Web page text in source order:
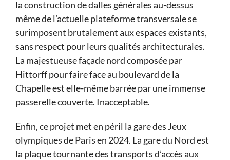
la construction de dalles générales au-dessus
même de l’actuelle plateforme transversale se
surimposent brutalement aux espaces existants,
sans respect pour leurs qualités architecturales.
La majestueuse façade nord composée par
Hittorff pour faire face au boulevard de la
Chapelle est elle-même barrée par une immense
passerelle couverte. Inacceptable.
Enfin, ce projet met en péril la gare des Jeux
olympiques de Paris en 2024. La gare du Nord est
la plaque tournante des transports d’accès aux